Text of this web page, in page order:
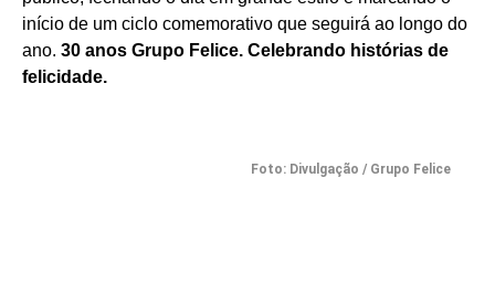
início de um ciclo comemorativo que seguirá ao longo do
ano. 30 anos Grupo Felice. Celebrando histórias de
felicidade.
Foto: Divulgação / Grupo Felice